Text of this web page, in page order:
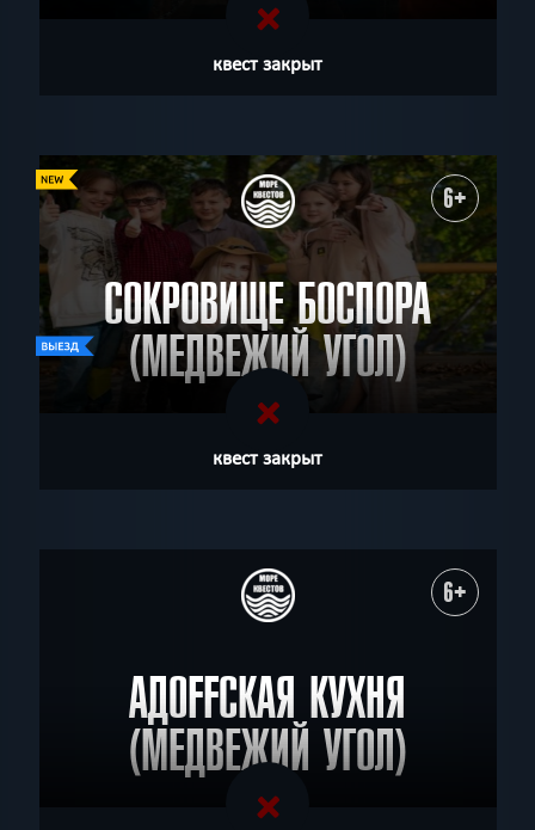
квест закрыт
6+
СОКРОВИЩЕ БОСПОРА
(МЕДВЕЖИЙ УГОЛ)
квест закрыт
6+
АДOFFСКАЯ КУХНЯ
(МЕДВЕЖИЙ УГОЛ)